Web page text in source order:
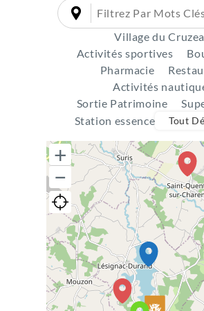
Village du
Activités sportives
Pharmacie
Activités
Sortie Patrimoine
Station essence
Tout
+
−